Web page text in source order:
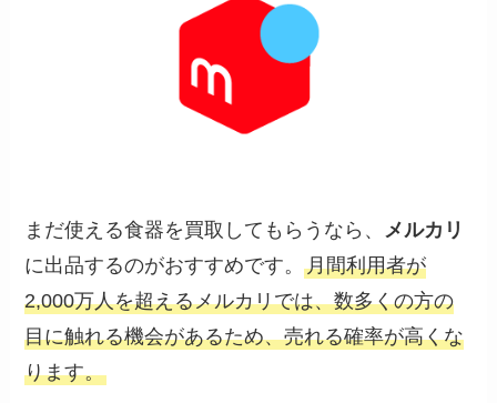
まだ使える食器を買取してもらうなら、 メルカリ
に出品するのがおすすめです。月間利用者が
2,000万人を超えるメルカリでは、数多くの方の
目に触れる機会があるため、売れる確率が高くな
ります。